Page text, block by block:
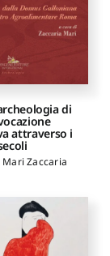
di
attraverso i
Mari Zaccaria